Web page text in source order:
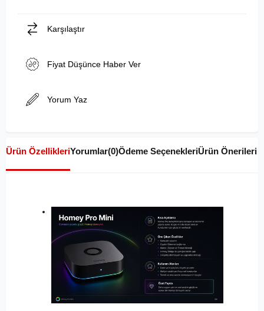
Karşılaştır
Fiyat Düşünce Haber Ver
Yorum Yaz
Ürün ÖzellikleriYorumlar(0)Ödeme SeçenekleriÜrün Önerileri